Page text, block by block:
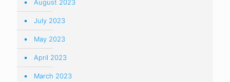
August 2023
July 2023
May 2023
April 2023
March 2023